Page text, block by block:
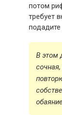
потом
требует
подадите
В этом